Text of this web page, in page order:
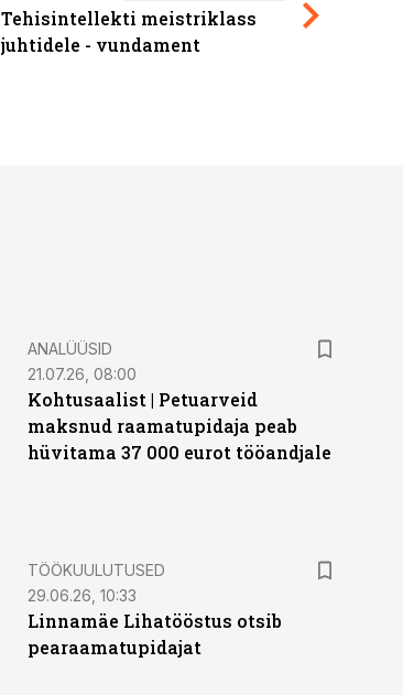
Tehisintellekti meistriklass
juhtidele - vundament
ANALÜÜSID
21.07.26, 08:00
Kohtusaalist | Petuarveid
maksnud raamatupidaja peab
hüvitama 37 000 eurot tööandjale
ST
TÖÖKUULUTUSED
29.06.26, 10:33
Linnamäe Lihatööstus otsib
pearaamatupidajat